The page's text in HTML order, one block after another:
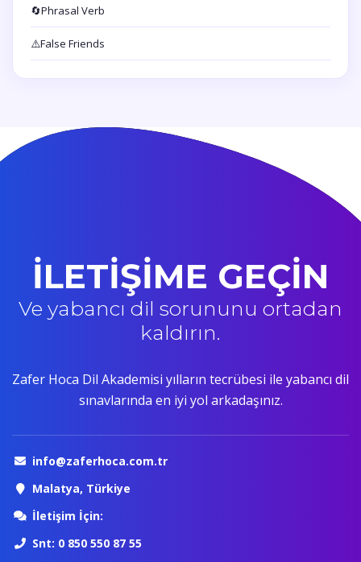
🔄Phrasal Verb
⚠️False Friends
İLETİŞİME GEÇİN
Ve yabancı dil sorununu ortadan
kaldırın.
Zafer Hoca Dil Akademisi yılların tecrübesi ile yabancı dil
sınavlarında en iyi yol arkadaşınız.
info@zaferhoca.com.tr
Malatya, Türkiye
İletişim İçin:
Snt: 0 850 550 87 55